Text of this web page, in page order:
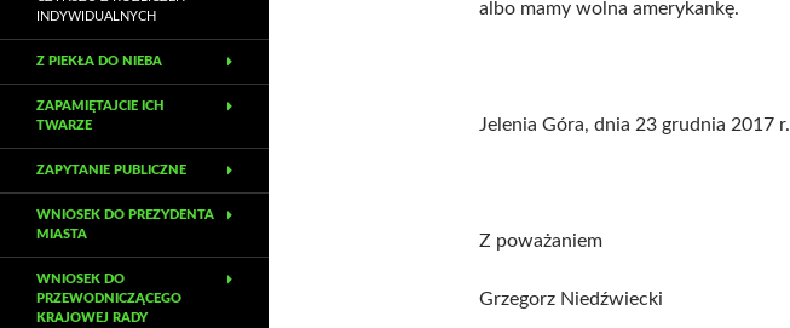
albo mamy wolna amerykankę.
Jelenia Góra, dnia 23 grudnia 2017 r.
Z poważaniem
Grzegorz Niedźwiecki
INDYWIDUALNYCH
Z PIEKŁA DO NIEBA
ZAPAMIĘTAJCIE ICH
TWARZE
ZAPYTANIE PUBLICZNE
WNIOSEK DO PREZYDENTA
MIASTA
WNIOSEK DO
PRZEWODNICZĄCEGO
KRAJOWEJ RADY